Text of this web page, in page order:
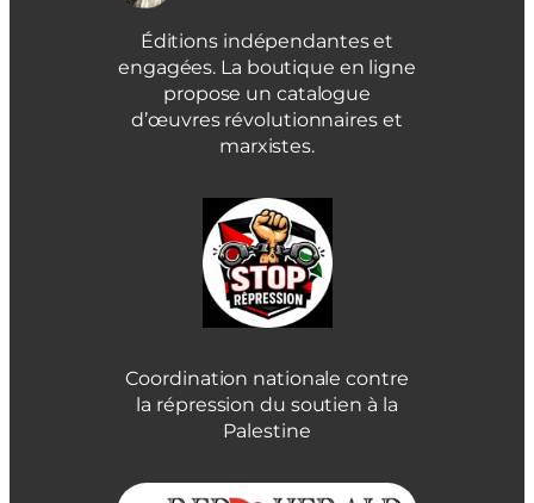
Éditions indépendantes et
engagées. La boutique en ligne
propose un catalogue
d’œuvres révolutionnaires et
marxistes.
Coordination nationale contre
la répression du soutien à la
Palestine